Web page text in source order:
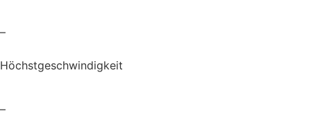
–
Höchstgeschwindigkeit
–